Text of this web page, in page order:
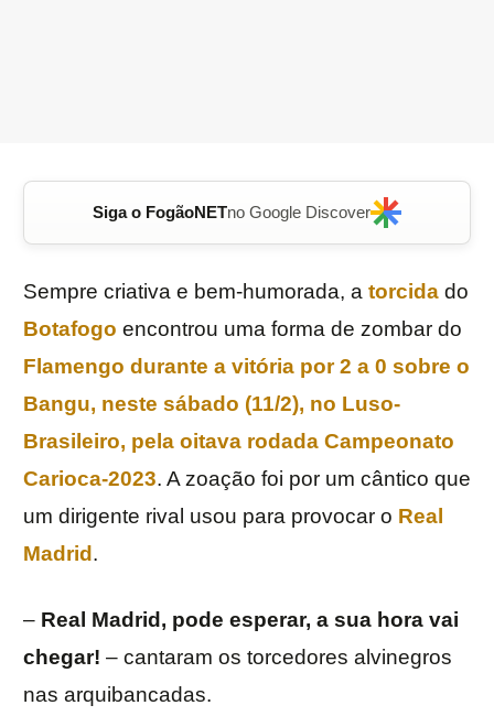
Siga o FogãoNETno Google Discover
Sempre criativa e bem-humorada, a torcida do
Botafogo encontrou uma forma de zombar do
Flamengo durante a vitória por 2 a 0 sobre o
Bangu, neste sábado (11/2), no Luso-
Brasileiro, pela oitava rodada Campeonato
Carioca-2023. A zoação foi por um cântico que
um dirigente rival usou para provocar o Real
Madrid .
– Real Madrid, pode esperar, a sua hora vai
chegar! – cantaram os torcedores alvinegros
nas arquibancadas.